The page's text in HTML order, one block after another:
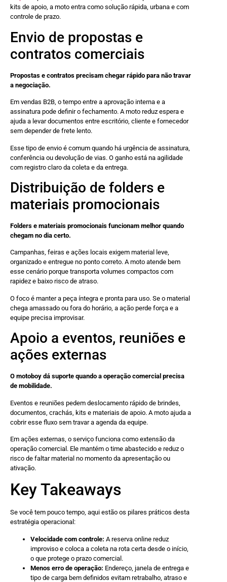
kits de apoio, a moto entra como solução rápida, urbana e com
controle de prazo.
Envio de propostas e
contratos comerciais
Propostas e contratos precisam chegar rápido para não travar
a negociação.
Em vendas B2B, o tempo entre a aprovação interna e a
assinatura pode definir o fechamento. A moto reduz espera e
ajuda a levar documentos entre escritório, cliente e fornecedor
sem depender de frete lento.
Esse tipo de envio é comum quando há urgência de assinatura,
conferência ou devolução de vias. O ganho está na agilidade
com registro claro da coleta e da entrega.
Distribuição de folders e
materiais promocionais
Folders e materiais promocionais funcionam melhor quando
chegam no dia certo.
Campanhas, feiras e ações locais exigem material leve,
organizado e entregue no ponto correto. A moto atende bem
esse cenário porque transporta volumes compactos com
rapidez e baixo risco de atraso.
O foco é manter a peça íntegra e pronta para uso. Se o material
chega amassado ou fora do horário, a ação perde força e a
equipe precisa improvisar.
Apoio a eventos, reuniões e
ações externas
O motoboy dá suporte quando a operação comercial precisa
de mobilidade.
Eventos e reuniões pedem deslocamento rápido de brindes,
documentos, crachás, kits e materiais de apoio. A moto ajuda a
cobrir esse fluxo sem travar a agenda da equipe.
Em ações externas, o serviço funciona como extensão da
operação comercial. Ele mantém o time abastecido e reduz o
risco de faltar material no momento da apresentação ou
ativação.
Key Takeaways
Se você tem pouco tempo, aqui estão os pilares práticos desta
estratégia operacional:
Velocidade com controle: A reserva online reduz
improviso e coloca a coleta na rota certa desde o início,
o que protege o prazo comercial.
Menos erro de operação: Endereço, janela de entrega e
tipo de carga bem definidos evitam retrabalho, atraso e